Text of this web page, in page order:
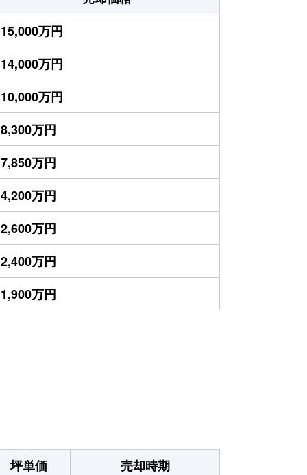
15,000万円
14,000万円
10,000万円
8,300万円
7,850万円
4,200万円
2,600万円
2,400万円
1,900万円
坪単価
売却時期